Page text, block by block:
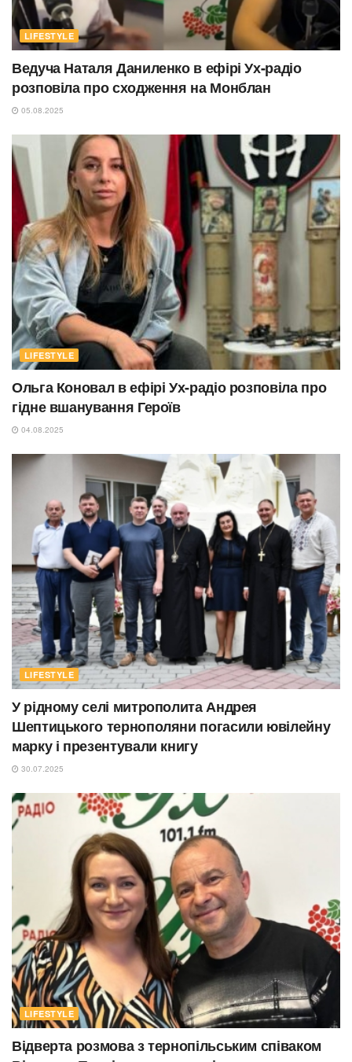
LIFESTYLE
Ведуча Наталя Даниленко в ефірі Ух-радіо
розповіла про сходження на Монблан
05.08.2025
LIFESTYLE
Ольга Коновал в ефірі Ух-радіо розповіла про
гідне вшанування Героїв
04.08.2025
LIFESTYLE
У рідному селі митрополита Андрея
Шептицького тернополяни погасили ювілейну
марку і презентували книгу
30.07.2025
LIFESTYLE
Відверта розмова з тернопільським співаком